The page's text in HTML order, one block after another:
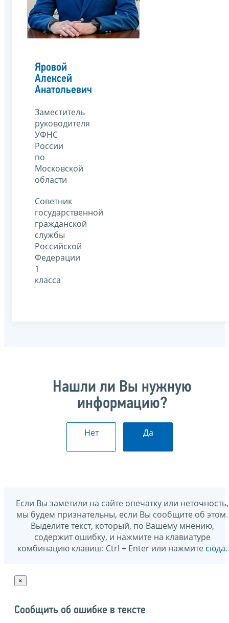
Яровой
Алексей
Анатольевич
Заместитель
руководителя
УФНС
России
по
Московской
области
Советник
государственной
гражданской
службы
Российской
Федерации
1
класса
Нашли ли Вы нужную
информацию?
Нет Да
Если Вы заметили на сайте опечатку или неточность,
мы будем признательны, если Вы сообщите об этом.
Выделите текст, который, по Вашему мнению,
содержит ошибку, и нажмите на клавиатуре
комбинацию клавиш: Ctrl + Enter или нажмите сюда.
×
Сообщить об ошибке в тексте